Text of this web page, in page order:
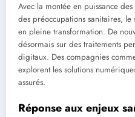
Avec la montée en puissance
des préoccupations sanitaires, le
en pleine transformation. De
désormais sur des traitements
digitaux. Des compagnies
explorent les solutions
assurés.
Réponse aux enjeux